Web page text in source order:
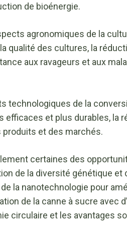
de bioénergie.
agronomiques de la
qualité des cultures, la
aux ravageurs et aux
technologiques de la
efficaces et plus durables, la
et des marchés.
certaines des
de la diversité génétique
la nanotechnologie pour
de la canne à sucre avec
circulaire et les avantages